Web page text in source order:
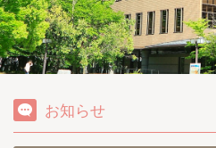
お知らせ